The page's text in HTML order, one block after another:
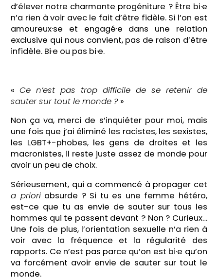
d’élever notre charmante progéniture ? Être bi·e
n’a rien à voir avec le fait d’être fidèle. Si l’on est
amoureux·se et engagé·e dans une relation
exclusive qui nous convient, pas de raison d’être
infidèle. Bi·e ou pas bi·e.
«Ce n’est pas trop difficile de se retenir de
sauter sur tout le monde ? »
Non ça va, merci de s’inquiéter pour moi, mais
une fois que j’ai éliminé les racistes, les sexistes,
les LGBT+-phobes, les gens de droites et les
macronistes, il reste juste assez de monde pour
avoir un peu de choix.
Sérieusement, qui a commencé à propager cet
a prioriabsurde ? Si tu es une femme hétéro,
est-ce que tu as envie de sauter sur tous les
hommes qui te passent devant ? Non ? Curieux…
Une fois de plus, l’orientation sexuelle n’a rien à
voir avec la fréquence et la régularité des
rapports. Ce n’est pas parce qu’on est bi·e qu’on
va forcément avoir envie de sauter sur tout le
monde.